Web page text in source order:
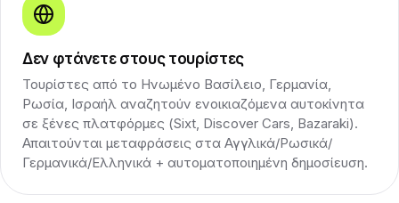
Δεν φτάνετε στους τουρίστες
Τουρίστες από το Ηνωμένο Βασίλειο, Γερμανία,
Ρωσία, Ισραήλ αναζητούν ενοικιαζόμενα αυτοκίνητα
σε ξένες πλατφόρμες (Sixt, Discover Cars, Bazaraki).
Απαιτούνται μεταφράσεις στα Αγγλικά/Ρωσικά/
Γερμανικά/Ελληνικά + αυτοματοποιημένη δημοσίευση.